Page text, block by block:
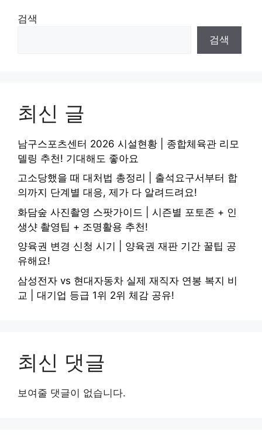
검색
검색
최신 글
남구스포츠센터 2026 시설현황 | 종합체육관 리모
델링 추천! 기대해도 좋아요
고소당했을 때 대처법 총정리 | 출석요구서부터 합
의까지 단계별 대응, 제가 다 알려드려요!
화담숲 사진촬영 스팟가이드 | 시즌별 포토존 + 인
생샷 촬영팁 + 조명활용 추천!
양육권 변경 신청 시기 | 양육권 재판 기간 꿀팁 공
유해요!
삼성전자 vs 현대자동차 실제 재직자 연봉 복지 비
교 | 대기업 등급 1위 2위 체감 공유!
최신 댓글
보여줄 댓글이 없습니다.